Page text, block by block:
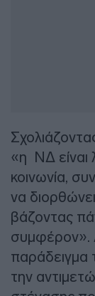
«η ΝΔ είναι
κοινωνία,
να
βάζοντας
συμφέρον».
παράδειγμα
την